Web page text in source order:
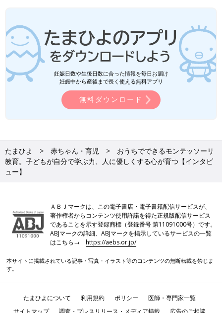
――おうちモンテッソーリ教育を取り入れて、子どもの成長でよ
かった、うれしいと感じることは？
北川 ３人それぞれのよさが伸びているな、と感じるところで
す。モンテッソーリ教育は、その子がもともと持っているよさを
伸ばしてあげようという考え方です。３人きょうだいを育ててい
ると、それぞれ得意不得意があって、長男はこれができたけど、
たとえば、長男が文字を書けるようになったとき「なんで文字が
書けるの！すごいね！」と言うと「自分で見て書けるようになっ
らったのではなく、「自分で学んだよ」という意識が育っている
ことをとてもうれしく感じます。
それこそがモンテッソーリ教育の特徴でもあるんです。自分で学
く自分から学習しようという姿勢になってきます。わが子たちも
――お手伝いをしてくれることもありますか？
妊娠日数や生後日数に合った情報を毎日お届け
妊娠中から産後まで長く使える無料アプリ
無料ダウンロード
たまひよ 赤ちゃん・育児
おうちでできるモンテッソーリ
教育。子どもが自分で学ぶ力、人に優しくする心が育つ【インタビ
ュー】
ＡＢＪマークは、この電子書店・電子書籍配信サービスが、
著作権者からコンテンツ使用許諾を得た正規版配信サービス
であることを示す登録商標（登録番号 第11091000号）です。
ABJマークの詳細、ABJマークを掲示しているサービスの一覧
はこちら→https://aebs.or.jp/
本サイトに掲載されている記事・写真・イラスト等のコンテンツの無断転載を禁じま
す。
たまひよについて 利用規約 ポリシー
医師・専門家一覧